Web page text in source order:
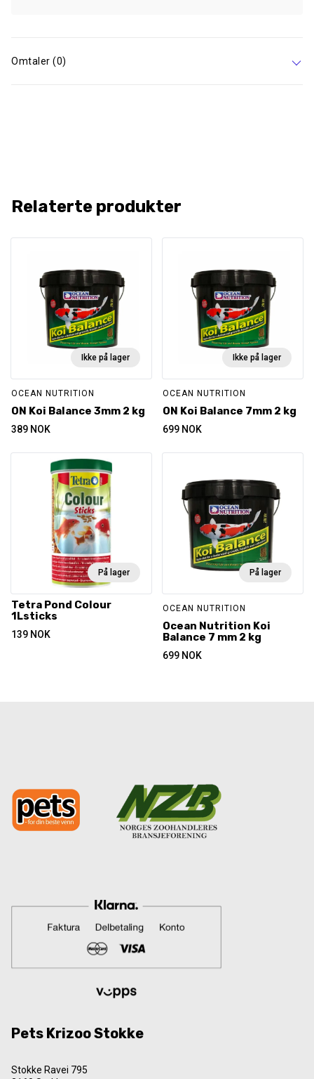
Omtaler (0)
Relaterte produkter
Ikke på lager
OCEAN NUTRITION
ON Koi Balance 3mm 2 kg
389 NOK
Ikke på lager
OCEAN NUTRITION
ON Koi Balance 7mm 2 kg
699 NOK
På lager
Tetra Pond Colour
1Lsticks
139 NOK
På lager
OCEAN NUTRITION
Ocean Nutrition Koi
Balance 7 mm 2 kg
699 NOK
Pets Krizoo Stokke
Stokke Ravei 795